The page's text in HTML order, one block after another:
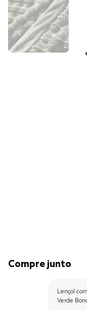
Compre junto
Lençol
Verde